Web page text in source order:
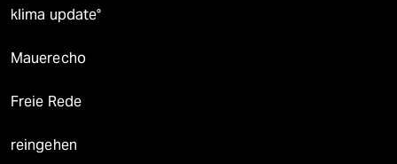
klima update°
Mauerecho
Freie Rede
reingehen